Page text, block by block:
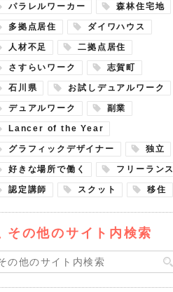
パラレルワーカー 森林住宅地
多拠点居住 ダイワハウス
人材不足 二拠点居住
さすらいワーク 志賀町
石川県 お試しデュアルワーク
デュアルワーク 副業
Lancer of the Year
グラフィックデザイナー 独立
好きな場所で働く フリーランス
認定講師 スクット 移住
その他のサイト内検索